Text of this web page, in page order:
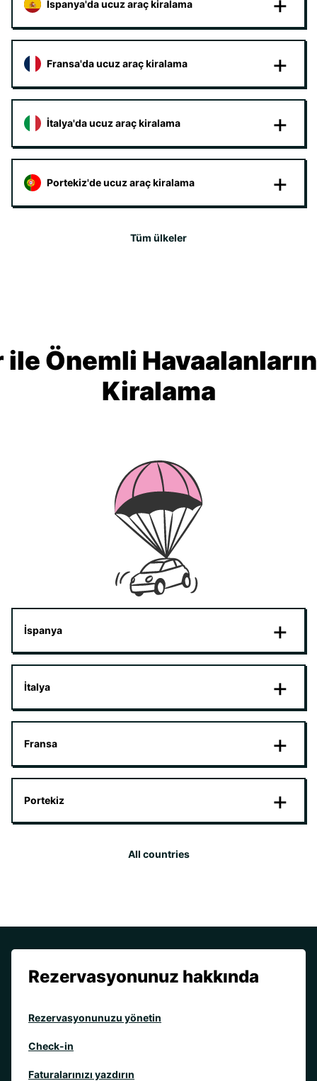
İspanya'da ucuz araç kiralama
Fransa'da ucuz araç kiralama
İtalya'da ucuz araç kiralama
Portekiz'de ucuz araç kiralama
Tüm ülkeler
Önemli
Kiralama
İspanya
İtalya
Fransa
Portekiz
All countries
Rezervasyonunuz hakkında
Rezervasyonunuzu yönetin
Check-in
Faturalarınızı yazdırın